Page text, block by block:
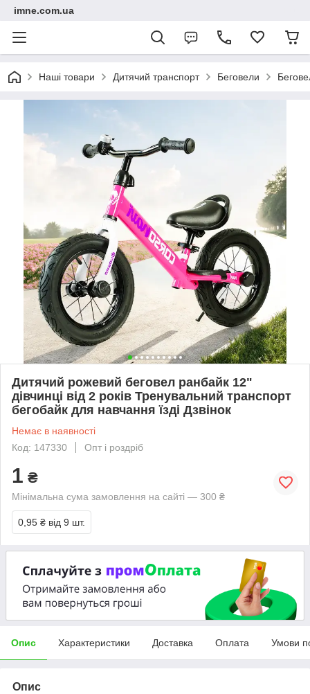
imne.com.ua
Наші товари Дитячий транспорт Беговели
Дитячий рожевий беговел ранбайк 12"
дівчинці від 2 років Тренувальний транспорт
бегобайк для навчання їзді Дзвінок
Немає в наявності
Код: 147330
Опт і роздріб
1 ₴
Мінімальна сума замовлення на сайті — 300 ₴
0,95 ₴ від 9 шт.
Опис Характеристики Доставка Оплата Умови
Опис